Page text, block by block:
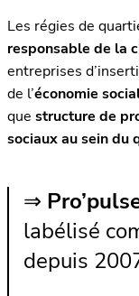
Les régies de
responsable de la
entreprises
de l’économie
que structure de
sociaux au sein du
⇒
labélisé
depuis